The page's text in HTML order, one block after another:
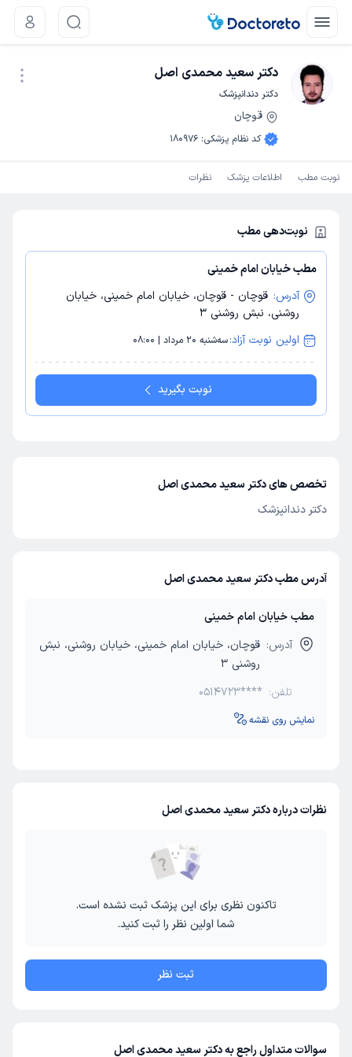
دکتر سعید محمدی اصل
دکتر دندانپزشک
قوچان
کد نظام پزشکی:
180976
نوبت مطب اطلاعات پزشک نظرات
نوبت‌دهی مطب
مطب خیابان امام خمینی
آدرس: قوچان - قوچان، خیابان امام خمینی، خیابان
روشنی، نبش روشنی 3
اولین نوبت آزاد:سه‌شنبه 20 مرداد | 08:00
نوبت بگیرید
تخصص های دکتر سعید محمدی اصل
دکتر دندانپزشک
آدرس مطب دکتر سعید محمدی اصل
مطب خیابان امام خمینی
آدرس: قوچان، خیابان امام خمینی، خیابان روشنی، نبش
روشنی 3
تلفن: 0514723****
نمایش روی نقشه
نظرات درباره دکتر سعید محمدی اصل
تاکنون نظری برای این پزشک ثبت نشده است.
شما اولین نظر را ثبت کنید.
ثبت نظر
سوالات متداول راجع به دکتر سعید محمدی اصل